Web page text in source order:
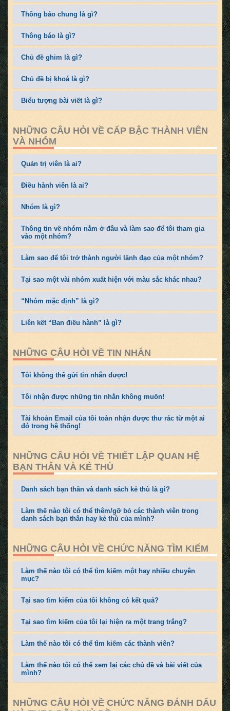
Thông báo chung là gì?
Thông báo là gì?
Chủ đề ghim là gì?
Chủ đề bị khoá là gì?
Biểu tượng bài viết là gì?
NHỮNG CÂU HỎI VỀ CẤP BẬC THÀNH VIÊN
VÀ NHÓM
Quản trị viên là ai?
Điều hành viên là ai?
Nhóm là gì?
Thông tin về nhóm nằm ở đâu và làm sao để tôi tham gia
vào một nhóm?
Làm sao để tôi trở thành người lãnh đạo của một nhóm?
Tại sao một vài nhóm xuất hiện với màu sắc khác nhau?
“Nhóm mặc định” là gì?
Liên kết “Ban điều hành” là gì?
NHỮNG CÂU HỎI VỀ TIN NHẮN
Tôi không thể gửi tin nhắn được!
Tôi nhận được những tin nhắn không muốn!
Tài khoản Email của tôi toàn nhận được thư rác từ một ai
đó trong hệ thống!
NHỮNG CÂU HỎI VỀ THIẾT LẬP QUAN HỆ
BẠN THÂN VÀ KẺ THÙ
Danh sách bạn thân và danh sách kẻ thù là gì?
Làm thế nào tôi có thể thêm/gỡ bỏ các thành viên trong
danh sách bạn thân hay kẻ thù của mình?
NHỮNG CÂU HỎI VỀ CHỨC NĂNG TÌM KIẾM
Làm thế nào tôi có thể tìm kiếm một hay nhiều chuyên
mục?
Tại sao tìm kiếm của tôi không có kết quả?
Tại sao tìm kiếm của tôi lại hiện ra một trang trắng?
Làm thế nào tôi có thể tìm kiếm các thành viên?
Làm thế nào tôi có thể xem lại các chủ đề và bài viết của
mình?
NHỮNG CÂU HỎI VỀ CHỨC NĂNG ĐÁNH DẤU